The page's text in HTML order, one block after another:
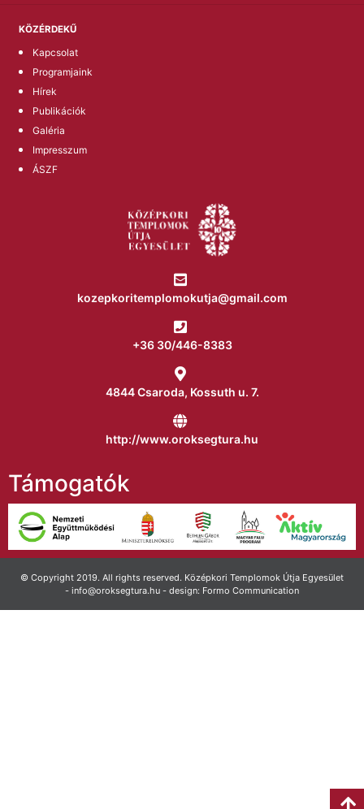
KÖZÉRDEKŰ
Kapcsolat
Programjaink
Hírek
Publikációk
Galéria
Impresszum
ÁSZF
kozepkoritemplomokutja@gmail.com
+36 30/446-8383
4844 Csaroda, Kossuth u. 7.
http://www.oroksegtura.hu
Támogatók
© Copyright 2019. All rights reserved. Középkori Templomok Útja Egyesület
- info@oroksegtura.hu - design: Formo Communication